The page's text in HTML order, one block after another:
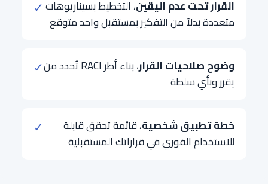
✓ القرار تحت عدم اليقين، التخطيط بسيناريوهات
متعددة بدلاً من التفكير بمستقبل واحد متوقع
✓ وضوح صلاحيات القرار
، بناء أطر RACI تُحدد من
يقرر وبأي سلطة
✓ خطة تطبيق شخصية، قائمة تحقق قابلة
للاستخدام الفوري في قراراتك المستقبلية